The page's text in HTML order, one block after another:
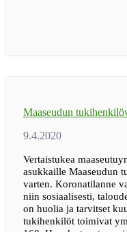
Maaseudun
Vertaistukea
asukkaille Maaseudun
varten. Koronatilanne
niin sosiaalisesti,
on huolia ja tarvitset
tukihenkilöt toimivat